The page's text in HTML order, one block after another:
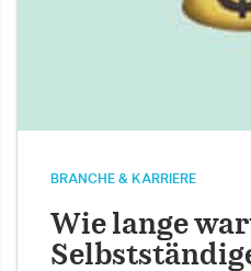
BRANCHE & KARRIERE
Wie lange